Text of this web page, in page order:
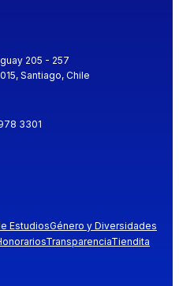
205 - 257
Santiago, Chile
3301
EstudiosGénero y Diversidades
TransparenciaTiendita